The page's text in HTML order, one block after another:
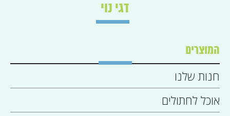
דגי נוי
המוצרים
חנות שלנו
אוכל לחתולים